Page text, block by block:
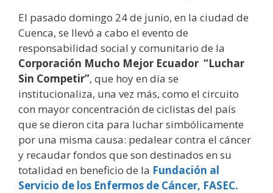
El pasado domingo 24 de junio, en la ciudad de
Cuenca, se llevó a cabo el evento de
responsabilidad social y comunitario de la
Corporación Mucho Mejor Ecuador “Luchar
Sin Competir”, que hoy en día se
institucionaliza, una vez más, como el circuito
con mayor concentración de ciclistas del país
que se dieron cita para luchar simbólicamente
por una misma causa: pedalear contra el cáncer
y recaudar fondos que son destinados en su
totalidad en beneficio de la Fundación al
Servicio de los Enfermos de Cáncer, FASEC.